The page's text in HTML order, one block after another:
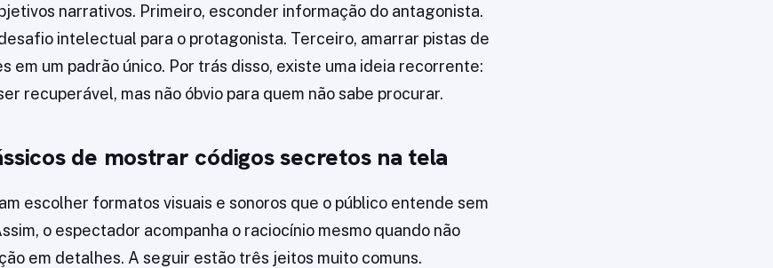
narrativos. Primeiro, esconder informação do antagonista.
intelectual para o protagonista. Terceiro, amarrar pistas de
em um padrão único. Por trás disso, existe uma ideia recorrente:
recuperável, mas não óbvio para quem não sabe procurar.
de mostrar códigos secretos na tela
escolher formatos visuais e sonoros que o público entende sem
o espectador acompanha o raciocínio mesmo quando não
em detalhes. A seguir estão três jeitos muito comuns.